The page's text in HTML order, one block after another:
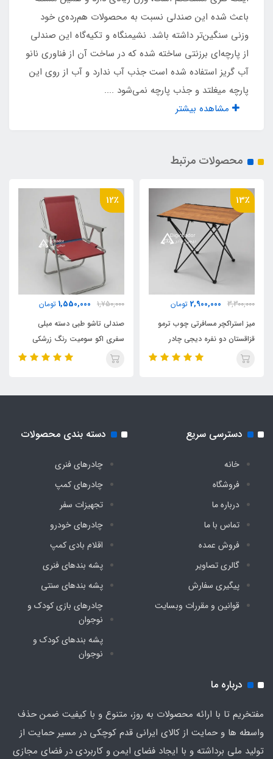
دارد
فوم زیر نشیمنگاه
دارد
پک پلمپ شده وکیوم
پلاستیک تعادل زیر پایه ها
دارد
دوخت صنعتی کفی
دارد
مناسب تا وزن
1۵۰ کیلو
جنس پارچه
دارد
باعث شده این صندلی نسبت به محصولات هم‌رده‌ی خود
وزنی سنگین‌تر داشته باشد. نشیمنگاه و تکیه‌گاه این صندلی
از پارچه‌ای برزنتی ساخته شده که در ساخت آن از فناوری نانو
آب گریز استفاده شده است جذب آب ندارد و آب از روی این
پارچه میغلتد و جذب پارچه نمی‌شود ....
مشاهده بیشتر
محصولات مرتبط
13٪
3,300,000
2,900,000 تومان
میز استراکچر مسافرتی چوب ترمو
قزاقستان دو نفره دیجی چادر
12٪
1,750,000
1,550,000 تومان
صندلی تاشو طبی دسته مبلی
سفری اکو سومیت رنگ زرشکی
دسترسی سریع
خانه
فروشگاه
درباره ما
تماس با ما
فروش عمده
گالری تصاویر
پیگیری سفارش
قوانین و مقررات وبسایت
دسته بندی محصولات
چادرهای فنری
چادرهای کمپ
تجهیزات سفر
چادرهای خودرو
اقلام بادی کمپ
پشه‌ بندهای فنری
پشه‌ بندهای سنتی
چادرهای بازی کودک و
نوجوان
پشه‌ بندهای کودک و
نوجوان
درباره ما
مفتخریم تا با ارائه محصولات به روز، متنوع و با کیفیت ضمن حذف
واسطه ها و حمایت از کالای ایرانی قدم کوچکی در مسیر حمایت از
تولید ملی برداشته و با ایجاد فضای ایمن و کاربردی در فضای مجازی